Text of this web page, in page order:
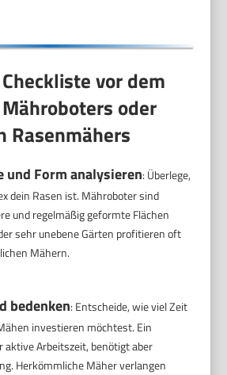
vor dem
oder
Rasenmähers
und Form analysieren: Überlege,
dein Rasen ist. Mähroboter sind
und regelmäßig geformte Flächen
sehr unebene Gärten profitieren oft
Mähern.
bedenken: Entscheide, wie viel Zeit
investieren möchtest. Ein
aktive Arbeitszeit, benötigt aber
Herkömmliche Mäher verlangen